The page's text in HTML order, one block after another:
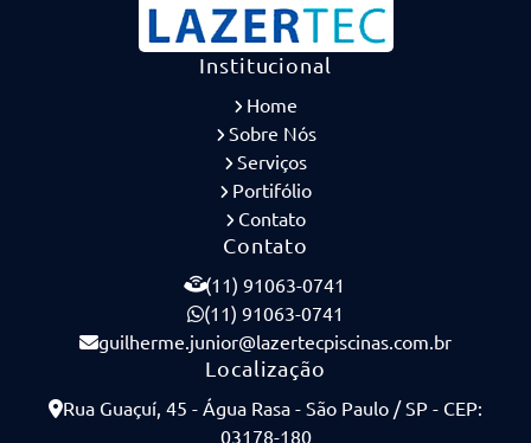
Institucional
Home
Sobre Nós
Serviços
Portifólio
Contato
Contato
(11) 91063-0741
(11) 91063-0741
guilherme.junior@lazertecpiscinas.com.br
Localização
Rua Guaçuí, 45 - Água Rasa - São Paulo / SP - CEP:
03178-180